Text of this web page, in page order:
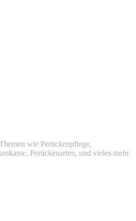
wie Perückenpflege,
Perückenarten, und vieles mehr.